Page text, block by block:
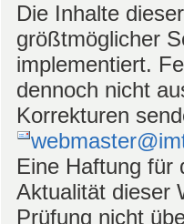
Die Inhalte
größtmöglicher
implementiert.
dennoch nicht
Korrekturen
Eine Haftung für
Aktualität dieser
Prüfung nicht